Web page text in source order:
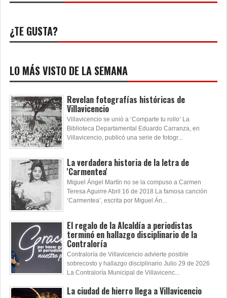
¿TE GUSTA?
LO MÁS VISTO DE LA SEMANA
Revelan fotografías históricas de
Villavicencio
Villavicencio se unió a ‘Comparte tu rollo’ La
Biblioteca Departamental Eduardo Carranza, en
Villavicencio, publicó una serie de fotogr...
La verdadera historia de la letra de
'Carmentea'
Miguel Ángel Martín no se la compuso a Carmen
Teresa Aguirre Abril 16 de 2018 La famosa canción
‘Carmentea’, escrita por Miguel Án...
El regalo de la Alcaldía a periodistas
terminó en hallazgo disciplinario de la
Contraloría
Contraloría de Villavicencio advierte posible
sobrecosto y hallazgo disciplinario Julio 29 de 2026
La Contraloría Municipal de Villavicenc...
La ciudad de hierro llega a Villavicencio